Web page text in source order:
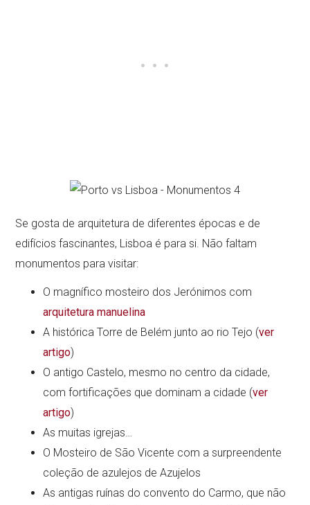
Se gosta de arquitetura de diferentes épocas e de
edifícios fascinantes, Lisboa é para si. Não faltam
monumentos para visitar:
O magnífico mosteiro dos Jerónimos com
arquitetura manuelina
A histórica Torre de Belém junto ao rio Tejo (ver
artigo)
O antigo Castelo, mesmo no centro da cidade,
com fortificações que dominam a cidade (ver
artigo)
As muitas igrejas…
O Mosteiro de São Vicente com a surpreendente
coleção de azulejos de Azujelos
As antigas ruínas do convento do Carmo, que não